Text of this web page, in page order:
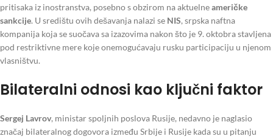
pritisaka iz inostranstva, posebno s obzirom na aktuelneameričke
sankcije. U središtu ovih dešavanja nalazi se NIS, srpska naftna
kompanija koja se suočava sa izazovima nakon što je 9. oktobra stavljena
pod restriktivne mere koje onemogućavaju rusku participaciju u njenom
vlasništvu.
Bilateralni odnosi kao ključni faktor
Sergej Lavrov, ministar spoljnih poslova Rusije, nedavno je naglasio
značaj bilateralnog dogovora između Srbije i Rusije kada su u pitanju